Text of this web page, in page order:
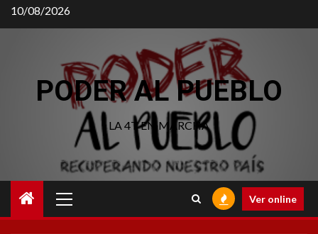
Saltar
al
10/08/2026
PODER AL PUEBLO
LA 4T EN MARCHA
principal
Ver online